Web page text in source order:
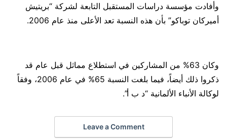
وأفادت مؤسسة دراسات المستقبل التابعة لشركة “بريتيش
أميركان توباكو” بأن هذه النسبة تعد الأعلى منذ عام 2006.
وكان 63% من المشاركين في استطلاع مماثل قبل عام قد
ذكروا ذلك أيضاً، فيما بلغت النسبة 65% في عام 2006، وفقاً
لوكالة الأنباء الألمانية “د ب أ”.
Leave a Comment